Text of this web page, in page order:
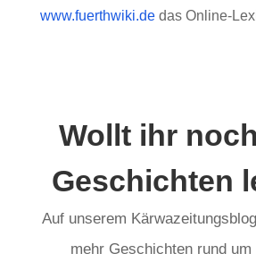
www.fuerthwiki.dedas Online-
Wollt ihr
Geschichten
Auf unserem
mehr Geschichten rund